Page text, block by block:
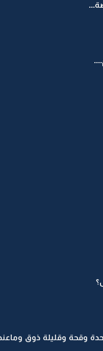
وقحة وقليلة ذوق